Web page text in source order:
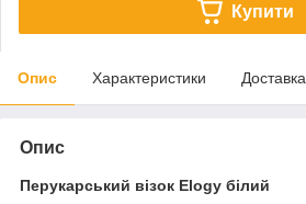
Купити
Опис Характеристики Доставка
Опис
Перукарський візок Elogy білий